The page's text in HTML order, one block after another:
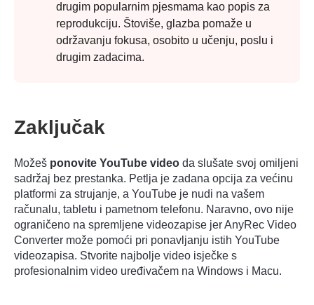
drugim popularnim pjesmama kao popis za
reprodukciju. Štoviše, glazba pomaže u
održavanju fokusa, osobito u učenju, poslu i
drugim zadacima.
Zaključak
Možeš ponovite YouTube video da slušate svoj omiljeni
sadržaj bez prestanka. Petlja je zadana opcija za većinu
platformi za strujanje, a YouTube je nudi na vašem
računalu, tabletu i pametnom telefonu. Naravno, ovo nije
ograničeno na spremljene videozapise jer AnyRec Video
Converter može pomoći pri ponavljanju istih YouTube
videozapisa. Stvorite najbolje video isječke s
profesionalnim video uređivačem na Windows i Macu.